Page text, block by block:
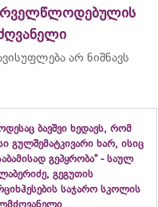
არ ნიშნავს
ბავშვი ხედავს, რომ
გულშემატკივარი ხარ, ისიც
გეპყრობა“ - საულ
გეგუთის
საჯარო სკოლის